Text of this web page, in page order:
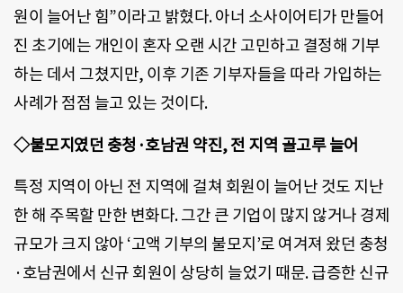
원이 늘어난 힘”이라고 밝혔다. 아너 소사이어티가 만들어
진 초기에는 개인이 혼자 오랜 시간 고민하고 결정해 기부
하는 데서 그쳤지만, 이후 기존 기부자들을 따라 가입하는
사례가 점점 늘고 있는 것이다.
◇불모지였던 충청·호남권 약진, 전 지역 골고루 늘어
특정 지역이 아닌 전 지역에 걸쳐 회원이 늘어난 것도 지난
한 해 주목할 만한 변화다. 그간 큰 기업이 많지 않거나 경제
규모가 크지 않아 ‘고액 기부의 불모지’로 여겨져 왔던 충청
·호남권에서 신규 회원이 상당히 늘었기 때문. 급증한 신규